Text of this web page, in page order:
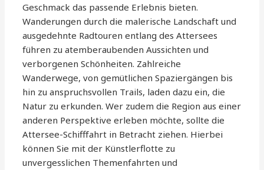
Geschmack das passende Erlebnis bieten.
Wanderungen durch die malerische Landschaft und
ausgedehnte Radtouren entlang des Attersees
führen zu atemberaubenden Aussichten und
verborgenen Schönheiten. Zahlreiche
Wanderwege, von gemütlichen Spaziergängen bis
hin zu anspruchsvollen Trails, laden dazu ein, die
Natur zu erkunden. Wer zudem die Region aus einer
anderen Perspektive erleben möchte, sollte die
Attersee-Schifffahrt in Betracht ziehen. Hierbei
können Sie mit der Künstlerflotte zu
unvergesslichen Themenfahrten und